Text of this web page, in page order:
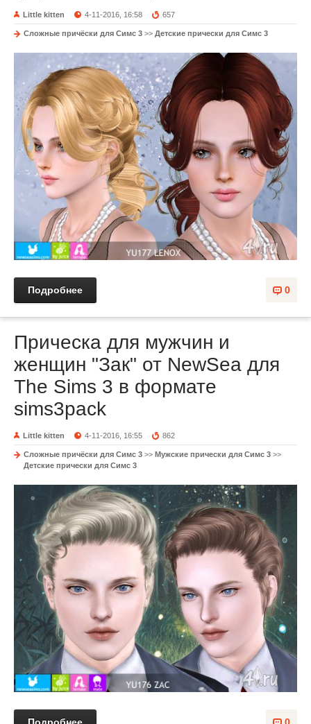
Little kitten 4-11-2016, 16:58 657
Сложные причёски для Симс 3 >> Детские прически для Симс 3
0
Подробнее
Прическа для мужчин и
женщин "Зак" от NewSea для
The Sims 3 в формате
sims3pack
Little kitten 4-11-2016, 16:55 862
Сложные причёски для Симс 3 >> Мужские прически для Симс 3 >>
Детские прически для Симс 3